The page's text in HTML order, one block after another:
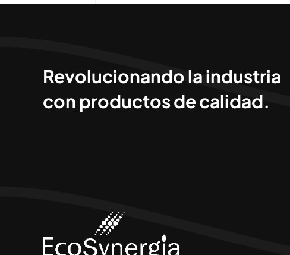
Revolucionando la industria
con productos de calidad.